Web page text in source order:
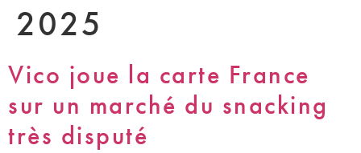
2025
Vico joue la carte France
sur un marché du snacking
très disputé